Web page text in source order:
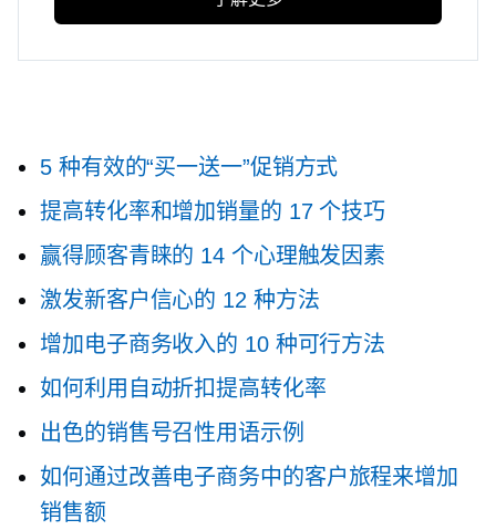
5 种有效的“买一送一”促销方式
提高转化率和增加销量的 17 个技巧
赢得顾客青睐的 14 个心理触发因素
激发新客户信心的 12 种方法
增加电子商务收入的 10 种可行方法
如何利用自动折扣提高转化率
出色的销售号召性用语示例
如何通过改善电子商务中的客户旅程来增加
销售额